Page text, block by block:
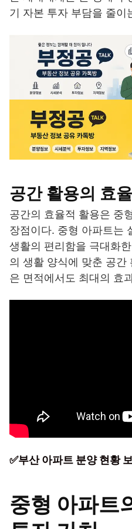
기 자본 투자 부담을 줄이
공간 활용의 효
공간의 효율적 활용은 중
장점이다. 중형 아파트는
생활의 편리함을 극대화
의 생활 양식에 맞춘 공간
은 면적에서도 최대의 효
✅부산 아파트 분양 현황
중형 아파트